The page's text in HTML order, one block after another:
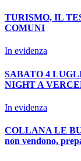
TURISMO, IL
COMUNI
In evidenza
SABATO 4
NIGHT A
In evidenza
COLLANA LE
non vendono,